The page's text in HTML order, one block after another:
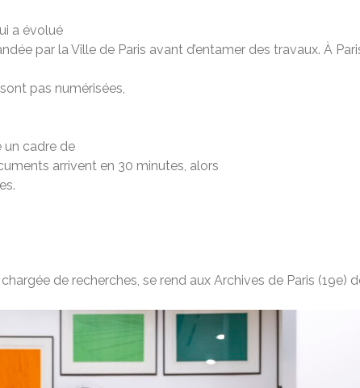
a évolué
par la Ville de Paris avant d’entamer des travaux. À
pas numérisées,
un cadre de
arrivent en 30 minutes, alors
de recherches, se rend aux Archives de Paris (19e)